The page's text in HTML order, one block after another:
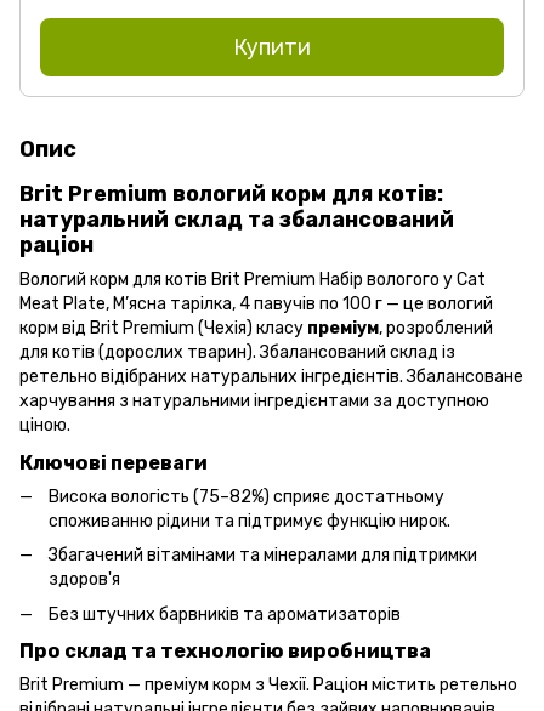
Купити
Опис
Brit Premium вологий корм для котів:
натуральний склад та збалансований
раціон
Вологий корм для котів Brit Premium Набір вологого у Cat
Meat Plate, М’ясна тарілка, 4 павучів по 100 г — це вологий
корм від Brit Premium (Чехія) класу преміум, розроблений
для котів (дорослих тварин). Збалансований склад із
ретельно відібраних натуральних інгредієнтів. Збалансоване
харчування з натуральними інгредієнтами за доступною
ціною.
Ключові переваги
Висока вологість (75–82%) сприяє достатньому
споживанню рідини та підтримує функцію нирок.
Збагачений вітамінами та мінералами для підтримки
здоров'я
Без штучних барвників та ароматизаторів
Про склад та технологію виробництва
Brit Premium — преміум корм з Чехії. Раціон містить ретельно